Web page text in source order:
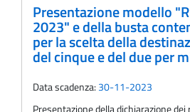
Presentazione modello
2023" e della busta
per la scelta della
del cinque e del due per
Data scadenza: 30-11-2023
Presentazione della dichiarazione